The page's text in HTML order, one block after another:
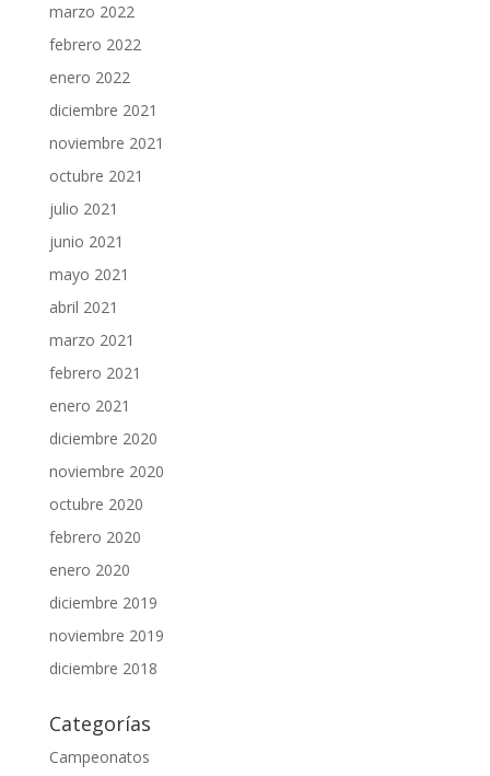
marzo 2022
febrero 2022
enero 2022
diciembre 2021
noviembre 2021
octubre 2021
julio 2021
junio 2021
mayo 2021
abril 2021
marzo 2021
febrero 2021
enero 2021
diciembre 2020
noviembre 2020
octubre 2020
febrero 2020
enero 2020
diciembre 2019
noviembre 2019
diciembre 2018
Categorías
Campeonatos